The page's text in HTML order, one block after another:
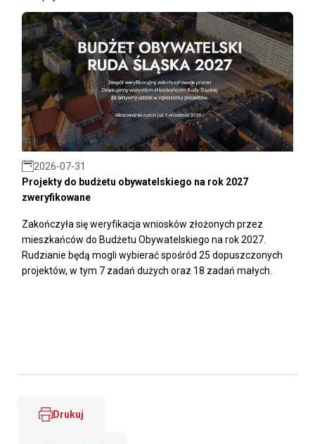
2026-07-31
Projekty do budżetu obywatelskiego na rok 2027
zweryfikowane
Zakończyła się weryfikacja wniosków złożonych przez
mieszkańców do Budżetu Obywatelskiego na rok 2027.
Rudzianie będą mogli wybierać spośród 25 dopuszczonych
projektów, w tym 7 zadań dużych oraz 18 zadań małych.
Drukuj